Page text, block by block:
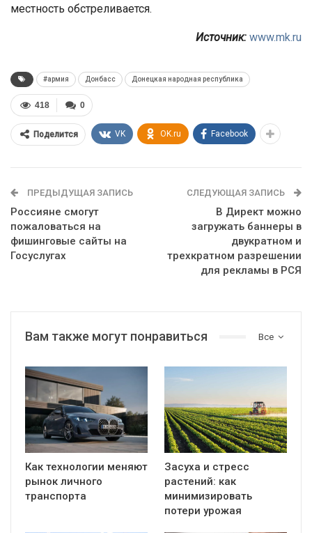
местность обстреливается.
Источник: www.mk.ru
#армия Донбасс Донецкая народная республика
0
418
Поделится VK OK.ru Facebook
ПРЕДЫДУЩАЯ ЗАПИСЬ
Россияне смогут
пожаловаться на
фишинговые сайты на
Госуслугах
СЛЕДУЮЩАЯ ЗАПИСЬ
В Директ можно
загружать баннеры в
двукратном и
трехкратном разрешении
для рекламы в РСЯ
Все
Вам также могут понравиться
Как технологии меняют
рынок личного
транспорта
Засуха и стресс
растений: как
минимизировать
потери урожая